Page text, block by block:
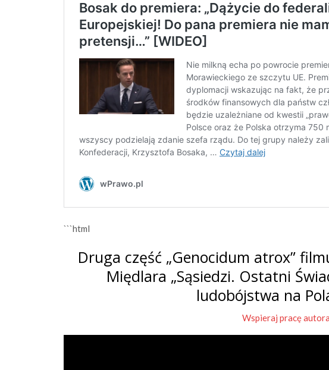
```html
Druga część „Genocidum atrox”
Międlara „Sąsiedzi. Ostatni
ludobójstwa na
Wspieraj pracę autora